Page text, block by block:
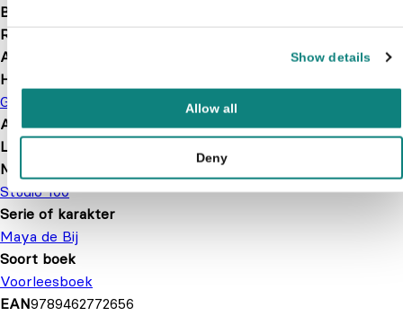
Show details
Allow all
Deny
Bindwijze
Releasedatum
Aantal pagina's
Hoofdauteur
Gert Verhulst
AfbeeldingMet illustraties
Leeftijd
Merk
Studio 100
Serie of karakter
Maya de Bij
Soort boek
Voorleesboek
EAN9789462772656